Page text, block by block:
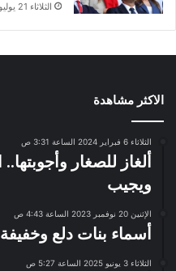
الثلاثاء 21 يوليو 2026 الساعة 5:53 ص
الاكثر مشاهدة
الثلاثاء 6 فبراير 2024 الساعة 3:31 ص
ألغاز للصغار
ويجيب
الإثنين 20 نوفمبر 2023 الساعة 4:43 ص
أسماء بنات دلع وخفيفة 2024
الثلاثاء 3 يونيو 2025 الساعة 5:27 ص